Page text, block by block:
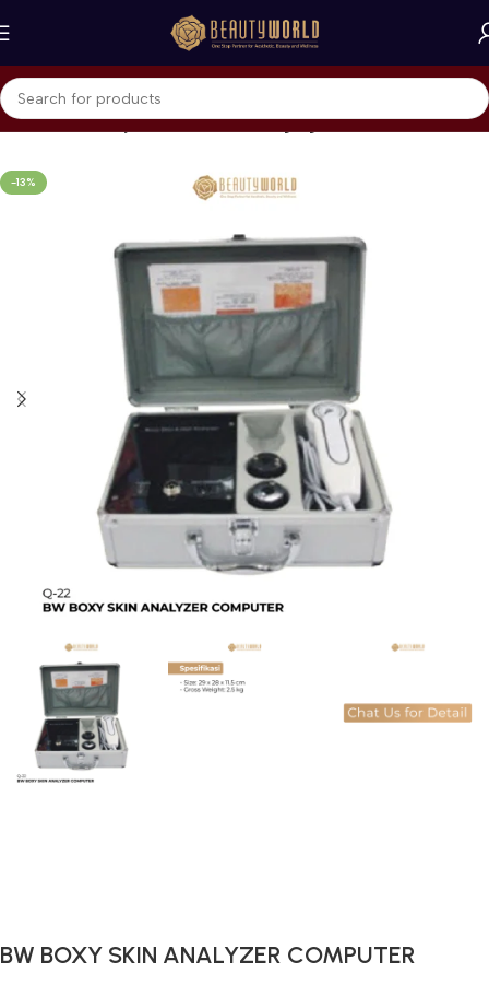
Beranda Skin Rejuvenation & Anti-Aging
-13%
BW BOXY SKIN ANALYZER COMPUTER